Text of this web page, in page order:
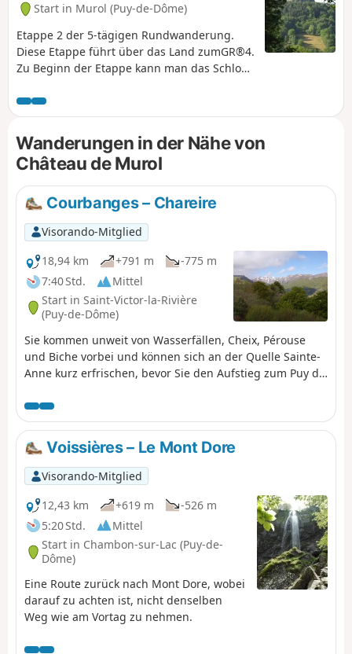
Start in Murol (Puy-de-Dôme)
Etappe 2 der 5-tägigen Rundwanderung.
Diese Etappe führt über das Land zumGR®4.
Zu Beginn der Etappe kann man das Schloss
Höhlenwohnungen von Chautignat
entdecken.
Wanderungen in der Nähe von
Château de Murol
Courbanges – Chareire
Visorando-Mitglied
18,94 km
+791 m
-775 m
7:40 Std.
Mittel
Start in Saint-Victor-la-Rivière
(Puy-de-Dôme)
Sie kommen unweit von Wasserfällen, Cheix, Pérouse
und Biche vorbei und können sich an der Quelle Sainte-
Anne kurz erfrischen, bevor Sie den Aufstieg zum Puy de
Blick auf den Ferienort Super Besse in Angriff nehmen.
Voissières – Le Mont Dore
Visorando-Mitglied
12,43 km
+619 m
-526 m
5:20 Std.
Mittel
Start in Chambon-sur-Lac (Puy-de-
Dôme)
Eine Route zurück nach Mont Dore, wobei
darauf zu achten ist, nicht denselben
Weg wie am Vortag zu nehmen.